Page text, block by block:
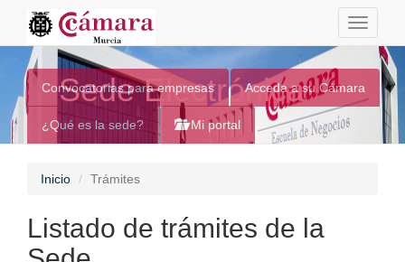
Toggle
Sede Electrónica
Convocatorias para empresas Acceda a su Cámara
¿Qué es la sede? Mi portal
Inicio Trámites
Listado de trámites de la